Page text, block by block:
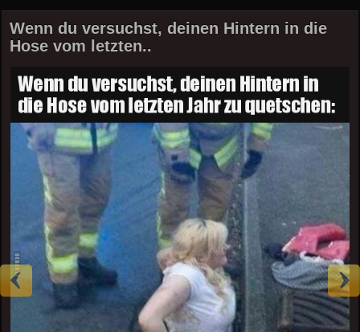
Wenn du versuchst, deinen Hintern in die
Hose vom letzten..